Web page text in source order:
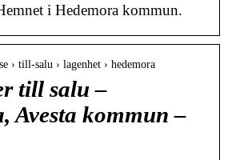
i Hedemora kommun.
› till-salu › lagenhet › hedemora
till salu –
Avesta kommun –